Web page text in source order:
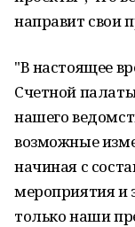
направит свои
"В настоящее
Счетной
нашего
возможные
начиная с
мероприятия и
только наши